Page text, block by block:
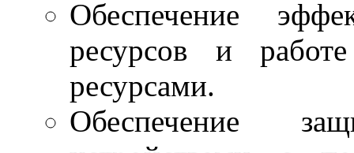
Обеспечение
ресурсов и
ресурсами.
Обеспечение